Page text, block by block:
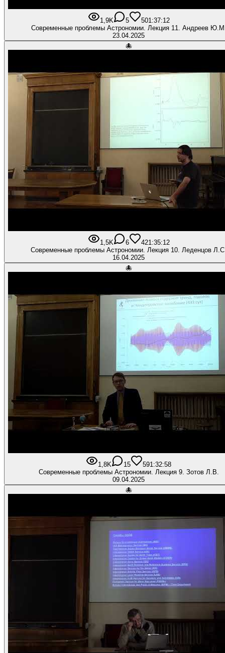
1,9K 5 501:37:12
Современные проблемы Астрономии. Лекция 11. Андреев
23.04.2025
🐙
1,5K 6 421:35:12
Современные проблемы Астрономии. Лекция 10. Леденцов
16.04.2025
🐙
1,8K 15 591:32:58
Современные проблемы Астрономии. Лекция 9. Зотов Л.В.
09.04.2025
🐙